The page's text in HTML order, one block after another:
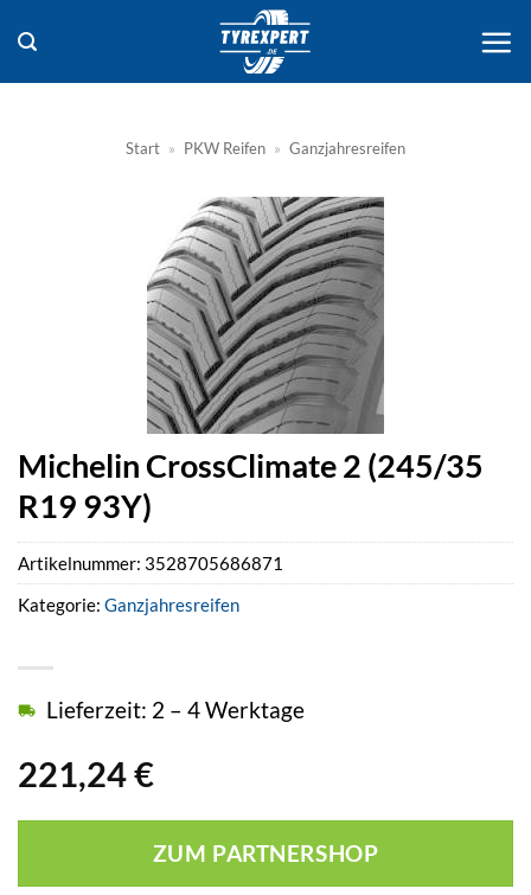
Inhalt
springen
Start » PKW Reifen » Ganzjahresreifen
Michelin CrossClimate 2 (245/35
R19 93Y)
221,24€
Lieferzeit: 2 – 4 Werktage
ZUM PARTNERSHOP
Artikelnummer: 3528705686871
Kategorie: Ganzjahresreifen